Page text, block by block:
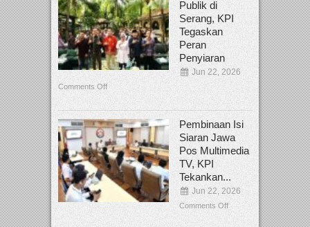
Publik di
Serang, KPI
Tegaskan
Peran
Penyiaran
Jun 22, 2026
Comments Off
Pembinaan Isi
Siaran Jawa
Pos Multimedia
TV, KPI
Tekankan...
Jun 22, 2026
Comments Off